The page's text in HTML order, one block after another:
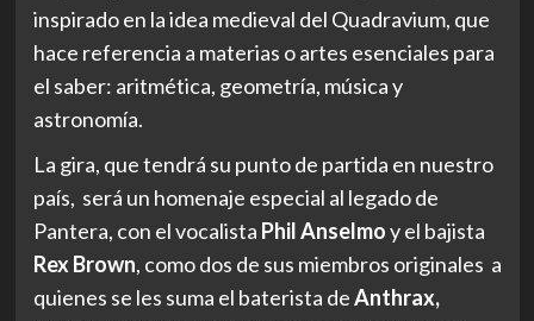
inspirado en la idea medieval del Quadravium, que
hace referencia a materias o artes esenciales para
el saber: aritmética, geometría, música y
astronomía.
La gira, que tendrá su punto de partida en nuestro
país, será un homenaje especial al legado de
Pantera, con el vocalista Phil Anselmoy el bajista
Rex Brown, como dos de sus miembros originales a
quienes se les suma el baterista deAnthrax,